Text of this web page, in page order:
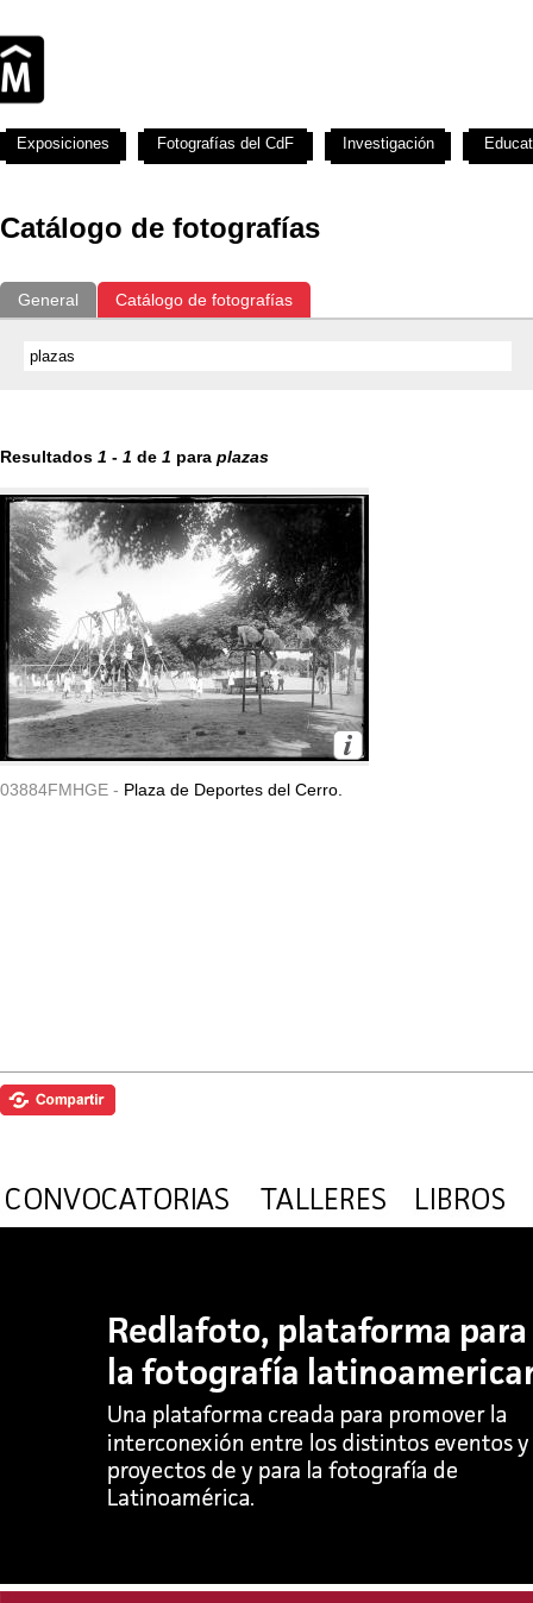
Catálogo de fotografías
General Catálogo de fotografías
Resultados 1 - 1 de 1 para plazas
03884FMHGE - Plaza de Deportes del Cerro.
Exposiciones Fotografías del CdF Investigación